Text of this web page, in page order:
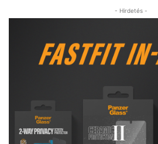
- Hirdetés -